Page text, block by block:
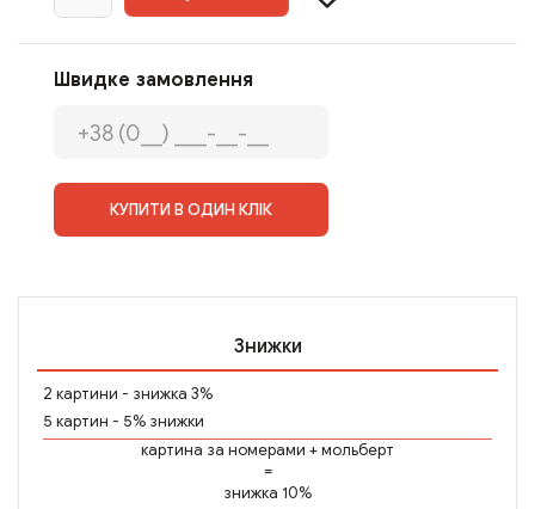
Швидке замовлення
КУПИТИ В ОДИН КЛІК
Знижки
2 картини - знижка 3%
5 картин - 5% знижки
картина за номерами +мольберт
=
знижка 10%